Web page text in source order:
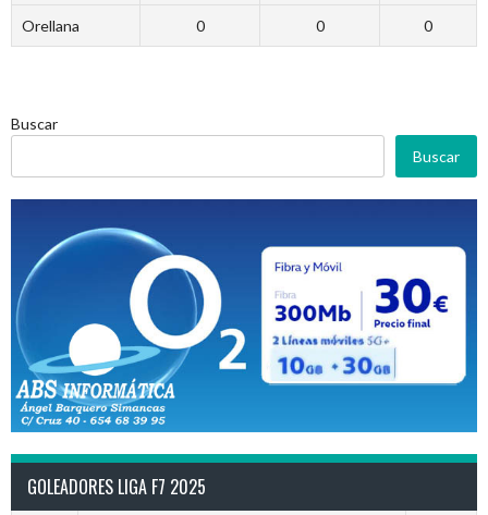
Orellana 0 0 0
Buscar
Buscar
GOLEADORES LIGA F7 2025